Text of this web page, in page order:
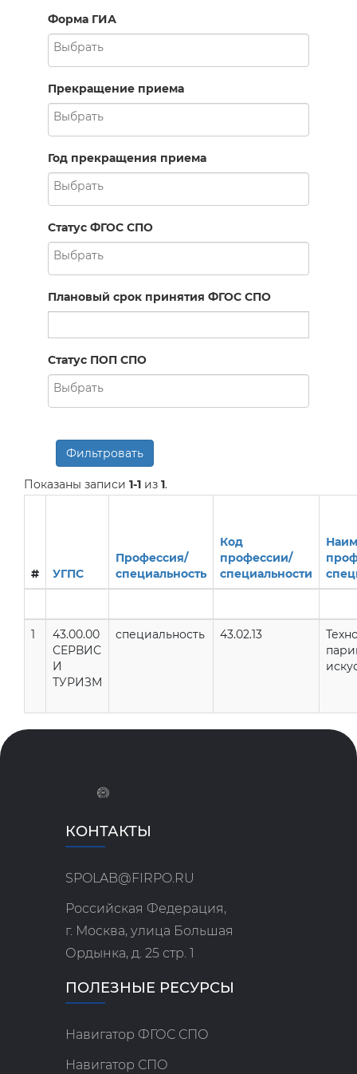
Форма ГИА
Прекращение приема
Год прекращения приема
Статус ФГОС СПО
Плановый срок принятия ФГОС СПО
Статус ПОП СПО
Фильтровать
Показаны записи 1-1 из 1.
# УГПС
Профессия/
специальность
Код
профессии/
специальности
1
43.00.00
СЕРВИС
И
ТУРИЗМ
специальность 43.02.13
КОНТАКТЫ
SPOLAB@FIRPO.RU
Российская Федерация,
г. Москва, улица Большая
Ордынка, д. 25 стр. 1
ПОЛЕЗНЫЕ РЕСУРСЫ
Навигатор ФГОС СПО
Навигатор СПО